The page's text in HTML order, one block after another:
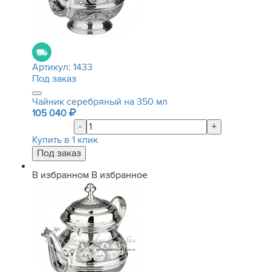
Артикул: 1433
Под заказ
Чайник серебряный на 350 мл
105 040
-
+
Купить в 1 клик
В избранном В избранное